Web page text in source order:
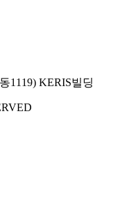
1119) KERIS빌딩